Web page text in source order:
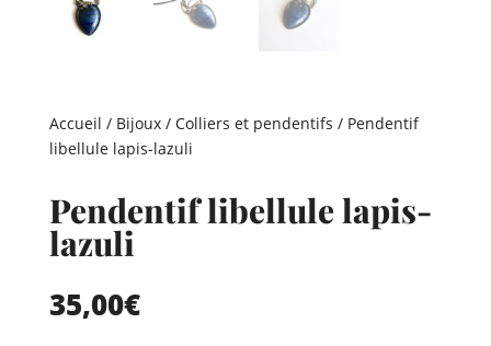
Accueil / Bijoux/ Colliers et pendentifs / Pendentif
libellule lapis-lazuli
Pendentif libellule lapis-
lazuli
35,00€